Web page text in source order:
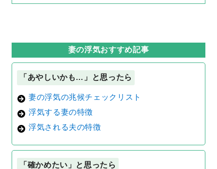
妻の浮気おすすめ記事
「あやしいかも…」と思ったら
妻の浮気の兆候チェックリスト
浮気する妻の特徴
浮気される夫の特徴
「確かめたい」と思ったら